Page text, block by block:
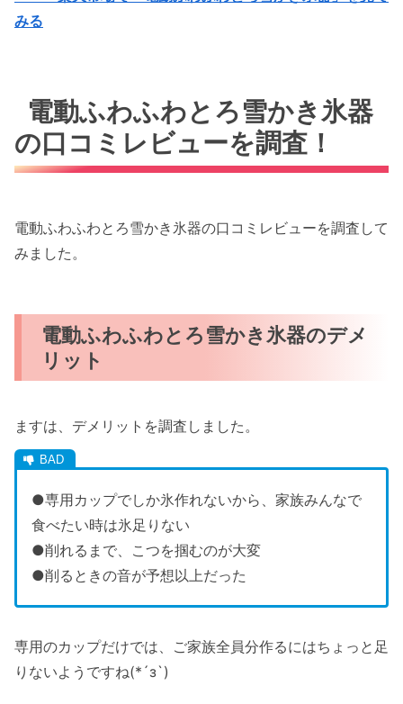
みる
電動ふわふわとろ雪かき氷器
の口コミレビューを調査！
電動ふわふわとろ雪かき氷器の口コミレビューを調査して
みました。
電動ふわふわとろ雪かき氷器のデメ
リット
ますは、デメリットを調査しました。
●専用カップでしか氷作れないから、家族みんなで
食べたい時は氷足りない
●削れるまで、こつを掴むのが大変
●削るときの音が予想以上だった
専用のカップだけでは、ご家族全員分作るにはちょっと足
りないようですね(*´з`)